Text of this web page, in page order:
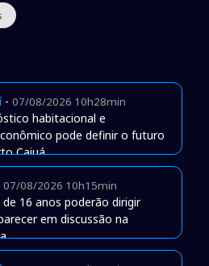
- 07/08/2026 10h28min
habitacional e
pode definir o futuro
Caiuá
07/08/2026 10h15min
de 16 anos poderão dirigir
em discussão na